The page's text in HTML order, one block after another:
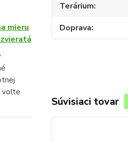
mieru
voľte
Terárium
Doprava
Súvisiaci tovar